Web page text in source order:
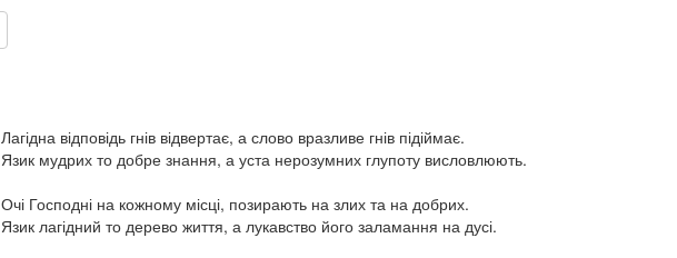
Лагідна відповідь гнів відвертає, а слово вразливе гнів підіймає.
Язик мудрих то добре знання, а уста нерозумних глупоту висловлюють.
Очі Господні на кожному місці, позирають на злих та на добрих.
Язик лагідний то дерево життя, а лукавство його заламання на дусі.